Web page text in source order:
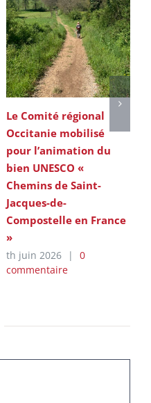
Le Comité régional
Occitanie mobilisé
pour l’animation du
bien UNESCO «
Chemins de Saint-
Jacques-de-
Compostelle en France
»
th juin 2026 |
0
commentaire